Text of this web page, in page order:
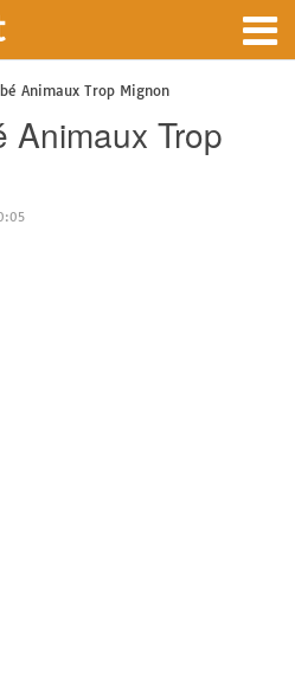
Animaux Trop Mignon
Animaux Trop